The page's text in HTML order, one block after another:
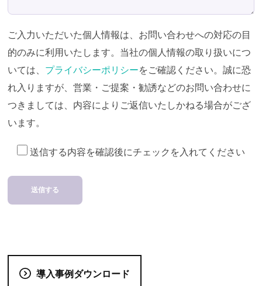
ご入力いただいた個人情報は、お問い合わせへの対応の目
的のみに利用いたします。当社の個人情報の取り扱いにつ
いては、 プライバシーポリシーをご確認ください。誠に恐
れ入りますが、営業・ご提案・勧誘などのお問い合わせに
つきましては、内容によりご返信いたしかねる場合がござ
います。
送信する内容を確認後にチェックを入れてください
導入事例ダウンロード